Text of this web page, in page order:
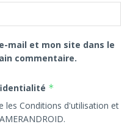
mail et mon site dans le
commentaire.
*
les Conditions d'utilisation et